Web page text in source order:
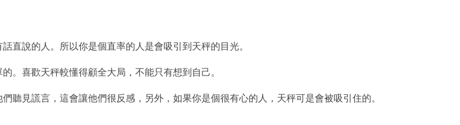
直說的人。所以你是個直率的人是會吸引到天秤的目光。
。喜歡天秤較懂得顧全大局，不能只有想到自己。
聽見謊言，這會讓他們很反感，另外，如果你是個很有心的人，天秤可是會被吸引住的。